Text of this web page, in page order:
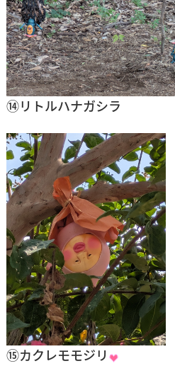
⑭リトルハナガシラ
⑮カクレモモジリ